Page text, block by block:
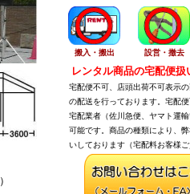
搬入・搬出 設営・撤去
レンタル商品の宅配便扱
宅配便不可、店頭出荷不可表示
の配送を行っております。宅配
宅配業者（佐川急便、ヤマト運
可能です。商品の種類により、
いしております（宅配料お客様ご